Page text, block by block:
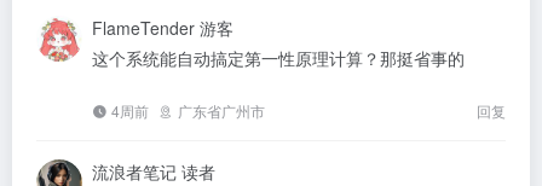
FlameTender 游客
这个系统能自动搞定第一性原理计算？那挺省事的
4周前 广东省广州市 回复
流浪者笔记 读者